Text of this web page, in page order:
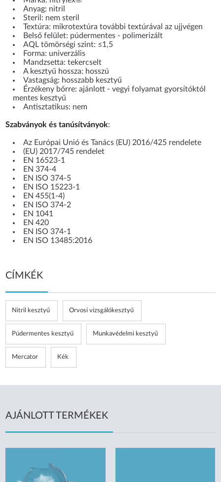
Anyag: nitril
Steril: nem steril
Textúra: mikrotextúra további textúrával az ujjvégen
Belső felület: púdermentes - polimerizált
AQL tömörségi szint: ≤1,5
Forma: univerzális
Mandzsetta: tekercselt
A kesztyű hossza: hosszú
Vastagság: hosszabb kesztyű
Érzékeny bőrre: ajánlott - vegyi folyamat gyorsítóktól
mentes kesztyű
Antisztatikus: nem
Szabványok és tanúsítványok:
Az Európai Unió és Tanács (EU) 2016/425 rendelete
(EU) 2017/745 rendelet
EN 16523-1
EN 374-4
EN ISO 374-5
EN ISO 15223-1
EN 455(1-4)
EN ISO 374-2
EN 1041
EN 420
EN ISO 374-1
EN ISO 13485:2016
CÍMKÉK
Nitril kesztyű Orvosi vizsgálókesztyű
Púdermentes kesztyű Munkavédelmi kesztyű
Mercator Kék
AJÁNLOTT TERMÉKEK